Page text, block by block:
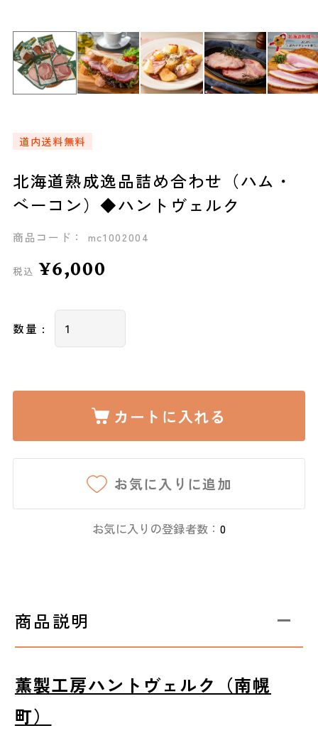
道内送料無料
北海道熟成逸品詰め合わせ（ハム・
ベーコン）◆ハントヴェルク
商品コード： mc1002004
税込 ¥6,000
数量 :
カートに入れる
お気に入りに追加
お気に入りの登録者数： 0
商品説明
薫製工房ハントヴェルク（南幌
町）